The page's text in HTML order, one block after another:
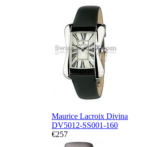
Maurice Lacroix Divina
DV5012-SS001-160
€257